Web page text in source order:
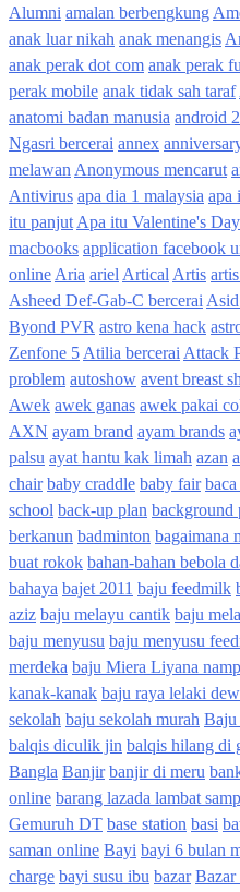
Alumni amalan berbengkung
anak luar nikah anak menangis
anak perak dot com anak perak
perak mobile anak tidak sah taraf
anatomi badan manusia android
Ngasri bercerai annex
melawan Anonymous mencarut
Antivirus apa dia 1 malaysia apa
itu panjut Apa itu Valentine's Day
macbooks application facebook
online Aria ariel Artical Artis
Asheed Def-Gab-C bercerai
Byond PVR astro kena hack
Zenfone 5 Atilia bercerai Attack
problem autoshow avent breast
Awek awek ganas awek pakai
AXN ayam brand ayam brands
palsu ayat hantu kak limah azan
chair baby craddle baby fair
school back-up plan background
berkanun badminton bagaimana
buat rokok bahan-bahan bebola
bahaya bajet 2011 baju feedmilk
aziz baju melayu cantik baju
baju menyusu baju menyusu
merdeka baju Miera Liyana
kanak-kanak baju raya lelaki
sekolah baju sekolah murah Baju
balqis diculik jin balqis hilang di
Bangla Banjir banjir di meru
online barang lazada lambat
Gemuruh DT base station basi
saman online Bayi bayi 6 bulan
charge bayi susu ibu bazar Bazar